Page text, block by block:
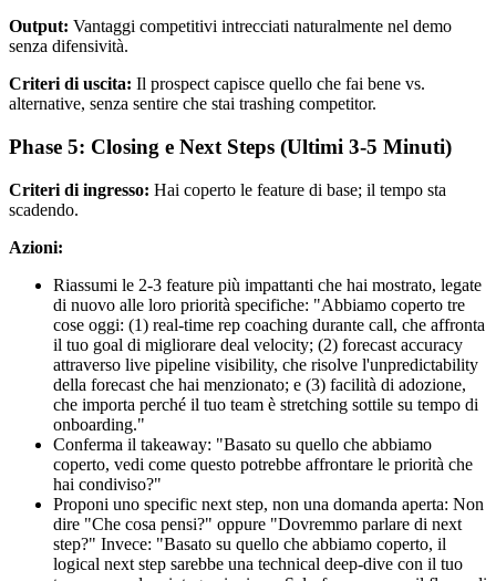
Output: Vantaggi competitivi intrecciati naturalmente nel demo
senza difensività.
Criteri di uscita: Il prospect capisce quello che fai bene vs.
alternative, senza sentire che stai trashing competitor.
Phase 5: Closing e Next Steps (Ultimi 3-5 Minuti)
Criteri di ingresso: Hai coperto le feature di base; il tempo sta
scadendo.
Azioni:
Riassumi le 2-3 feature più impattanti che hai mostrato, legate
di nuovo alle loro priorità specifiche: "Abbiamo coperto tre
cose oggi: (1) real-time rep coaching durante call, che affronta
il tuo goal di migliorare deal velocity; (2) forecast accuracy
attraverso live pipeline visibility, che risolve l'unpredictability
della forecast che hai menzionato; e (3) facilità di adozione,
che importa perché il tuo team è stretching sottile su tempo di
onboarding."
Conferma il takeaway: "Basato su quello che abbiamo
coperto, vedi come questo potrebbe affrontare le priorità che
hai condiviso?"
Proponi uno specific next step, non una domanda aperta: Non
dire "Che cosa pensi?" oppure "Dovremmo parlare di next
step?" Invece: "Basato su quello che abbiamo coperto, il
logical next step sarebbe una technical deep-dive con il tuo